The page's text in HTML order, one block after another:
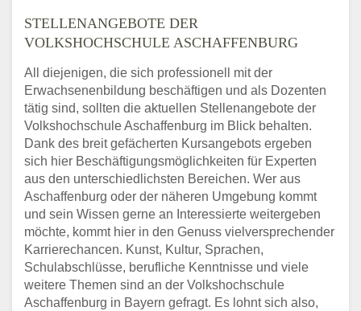
STELLENANGEBOTE DER
VOLKSHOCHSCHULE ASCHAFFENBURG
All diejenigen, die sich professionell mit der
Erwachsenenbildung beschäftigen und als Dozenten
tätig sind, sollten die aktuellen Stellenangebote der
Volkshochschule Aschaffenburg im Blick behalten.
Dank des breit gefächerten Kursangebots ergeben
sich hier Beschäftigungsmöglichkeiten für Experten
aus den unterschiedlichsten Bereichen. Wer aus
Aschaffenburg oder der näheren Umgebung kommt
und sein Wissen gerne an Interessierte weitergeben
möchte, kommt hier in den Genuss vielversprechender
Karrierechancen. Kunst, Kultur, Sprachen,
Schulabschlüsse, berufliche Kenntnisse und viele
weitere Themen sind an der Volkshochschule
Aschaffenburg in Bayern gefragt. Es lohnt sich also,